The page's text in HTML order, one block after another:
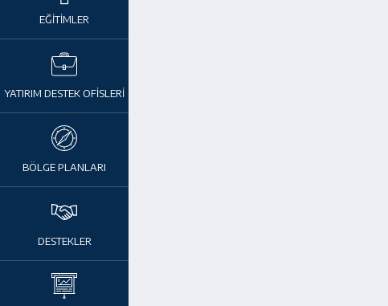
EĞİTİMLER
YATIRIM DESTEK OFİSLERİ
BÖLGE PLANLARI
DESTEKLER